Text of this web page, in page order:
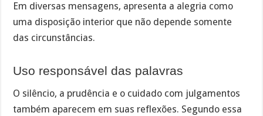
Em diversas mensagens, apresenta a alegria como
uma disposição interior que não depende somente
das circunstâncias.
Uso responsável das palavras
O silêncio, a prudência e o cuidado com julgamentos
também aparecem em suas reflexões. Segundo essa